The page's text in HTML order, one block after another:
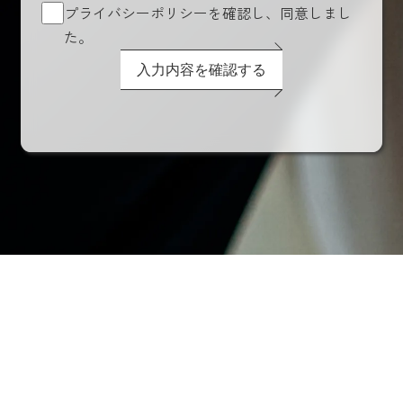
プライバシーポリシーを確認し、同意しまし
た。